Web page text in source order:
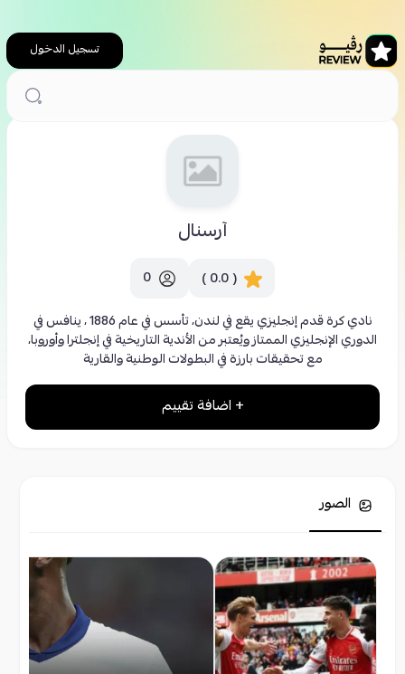
تسجيل الدخول
آرسنال
( 0.0 )
0
نادي كرة قدم إنجليزي يقع في لندن، تأسس في عام 1886 ، ينافس في
الدوري الإنجليزي الممتاز ويُعتبر من الأندية التاريخية في إنجلترا وأوروبا،
مع تحقيقات بارزة في البطولات الوطنية والقارية
+ اضافة تقييم
الصور